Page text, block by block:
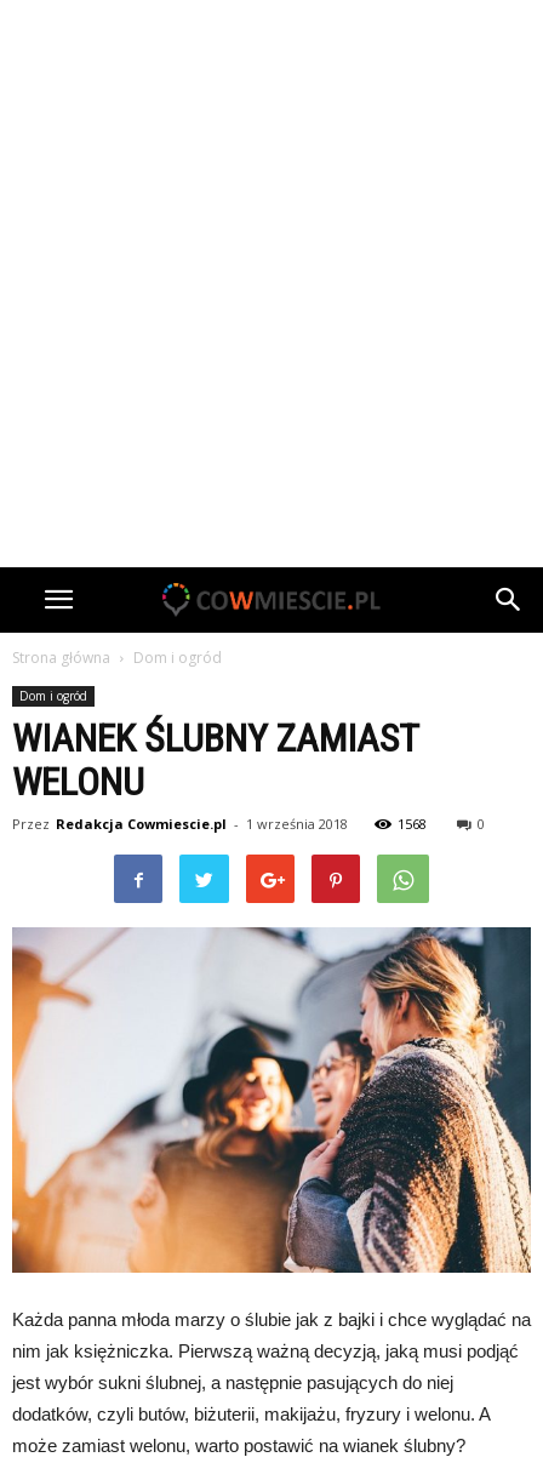
Strona główna Dom i ogród
Dom i ogród
WIANEK ŚLUBNY ZAMIAST
WELONU
Przez Redakcja Cowmiescie.pl - 1 września 2018 1568 0
Każda panna młoda marzy o ślubie jak z bajki i chce wyglądać na
nim jak księżniczka. Pierwszą ważną decyzją, jaką musi podjąć
jest wybór sukni ślubnej, a następnie pasujących do niej
dodatków, czyli butów, biżuterii, makijażu, fryzury i welonu. A
może zamiast welonu, warto postawić na wianek ślubny?